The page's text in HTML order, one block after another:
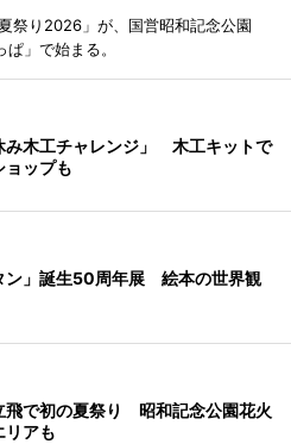
祭り2026」が、国営昭和記念公園
」で始まる。
み木工チャレンジ」 木工キットで
ョップも
ン」誕生50周年展 絵本の世界観
飛で初の夏祭り 昭和記念公園花火
リアも